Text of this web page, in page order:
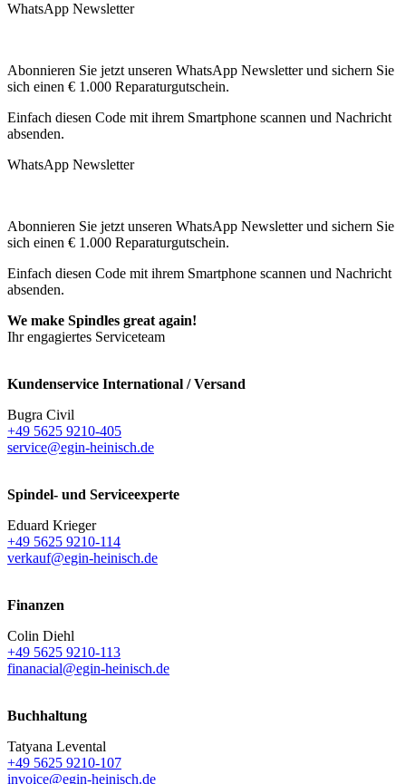
WhatsApp Newsletter
Abonnieren Sie jetzt unseren WhatsApp Newsletter und sichern Sie
sich einen € 1.000 Reparaturgutschein.
Einfach diesen Code mit ihrem Smartphone scannen und Nachricht
absenden.
WhatsApp Newsletter
Abonnieren Sie jetzt unseren WhatsApp Newsletter und sichern Sie
sich einen € 1.000 Reparaturgutschein.
Einfach diesen Code mit ihrem Smartphone scannen und Nachricht
absenden.
We make Spindles great again!
Ihr engagiertes Serviceteam
Kundenservice International / Versand
Bugra Civil
+49 5625 9210-405
service@egin-heinisch.de
Spindel- und Serviceexperte
Eduard Krieger
+49 5625 9210-114
verkauf@egin-heinisch.de
Finanzen
Colin Diehl
+49 5625 9210-113
finanacial@egin-heinisch.de
Buchhaltung
Tatyana Levental
+49 5625 9210-107
invoice@egin-heinisch.de